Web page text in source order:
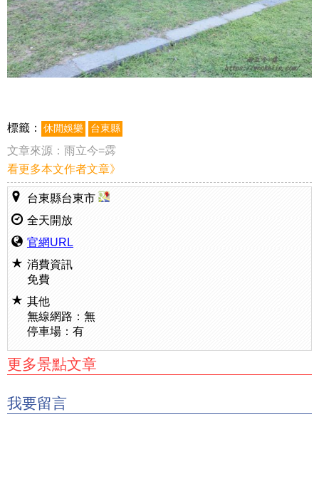
標籤： 休閒娛樂 台東縣
文章來源： 雨立今=霠
看更多本文作者文章》
台東縣台東市
全天開放
官網URL
消費資訊
免費
其他
無線網路：無
停車場：有
更多景點文章
我要留言